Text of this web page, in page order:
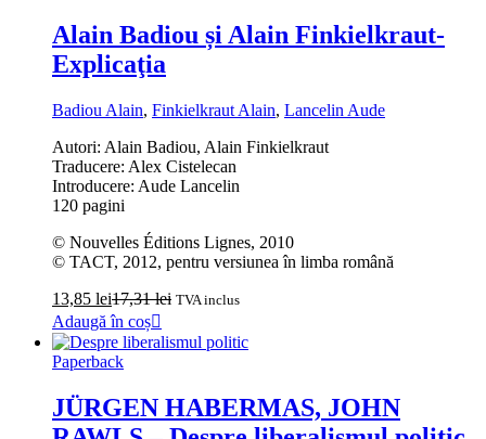
Alain Badiou și Alain Finkielkraut-
Explicaţia
Badiou Alain, Finkielkraut Alain, Lancelin Aude
Autori: Alain Badiou, Alain Finkielkraut
Traducere: Alex Cistelecan
Introducere: Aude Lancelin
120 pagini
© Nouvelles Éditions Lignes, 2010
© TACT, 2012, pentru versiunea în limba română
13,85 lei17,31lei TVA inclus
Adaugă în coș
Paperback
JÜRGEN HABERMAS, JOHN